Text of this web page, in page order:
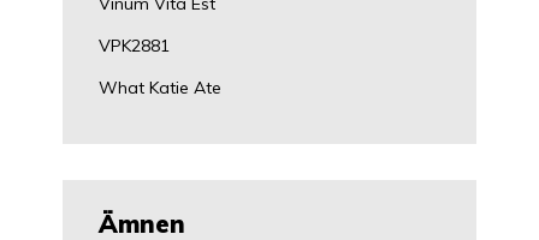
VPK2881
What Katie Ate
Ämnen